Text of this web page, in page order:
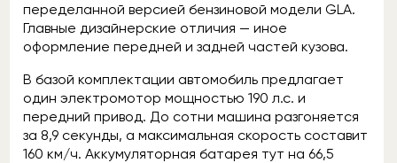
переделанной версией бензиновой модели GLA.
Главные дизайнерские отличия — иное
оформление передней и задней частей кузова.
В базой комплектации автомобиль предлагает
один электромотор мощностью 190 л.с. и
передний привод. До сотни машина разгоняется
за 8,9 секунды, а максимальная скорость составит
160 км/ч. Аккумуляторная батарея тут на 66,5